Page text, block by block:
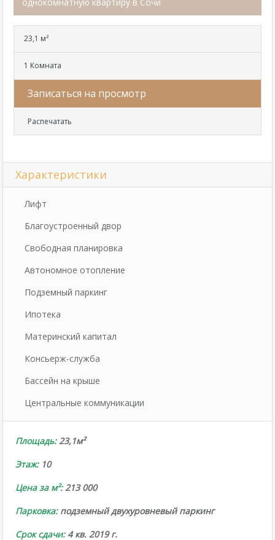
23,1 м²
1 Комната
Записаться на просмотр
Распечатать
Характеристики
Лифт
Благоустроенный двор
Свободная планировка
Автономное отопление
Подземный паркинг
Ипотека
Материнский капитал
Консьерж-служба
Бассейн на крыше
Центральные коммуникации
Площадь:23,1м²
Этаж:10
Цена за м²:213000
Парковка:подземный двухуровневый паркинг
Срок сдачи: 4 кв. 2019 г.